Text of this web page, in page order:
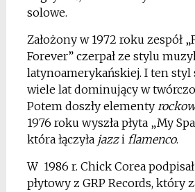
solowe.
Założony w 1972 roku zespół
Forever” czerpał ze stylu
latynoamerykańskiej. I ten styl
wiele lat dominujący w
Potem doszły elementy
1976 roku wyszła płyta „My
która łączyła jazzi flamenco.
W 1986 r. Chick Corea
płytowy z GRP Records, który